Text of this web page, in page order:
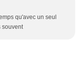
qu'avec un seul
souvent